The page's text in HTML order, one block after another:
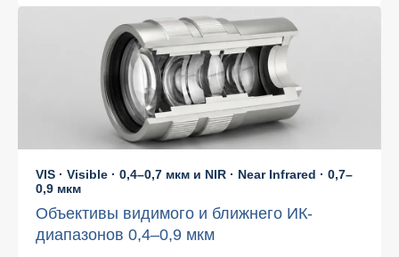
VIS · Visible · 0,4–0,7 мкм и NIR · Near Infrared · 0,7–
0,9 мкм
Объективы видимого и ближнего ИК-
диапазонов 0,4–0,9 мкм